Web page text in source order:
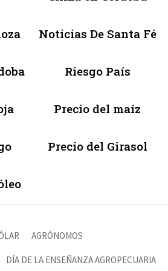
Noticias De Santa Fé
Riesgo País
Precio del maíz
Precio del Girasol
AGRÓNOMOS
DÍA DE LA ENSEÑANZA AGROPECUARIA